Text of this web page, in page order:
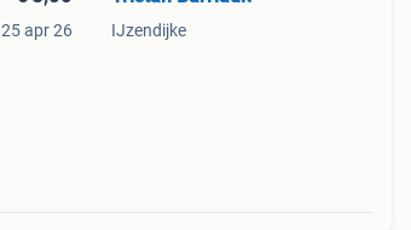
25 apr 26 IJzendijke